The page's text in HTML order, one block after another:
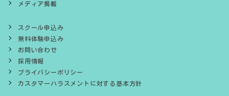
メディア掲載
スクール申込み
無料体験申込み
お問い合わせ
採用情報
プライバシーポリシー
カスタマーハラスメントに対する基本方針